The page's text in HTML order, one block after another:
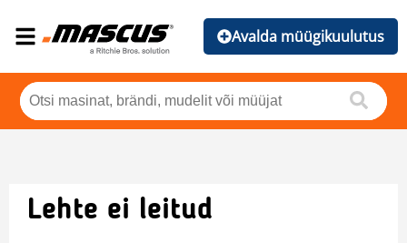
Avalda müügikuulutus
Lehte ei leitud